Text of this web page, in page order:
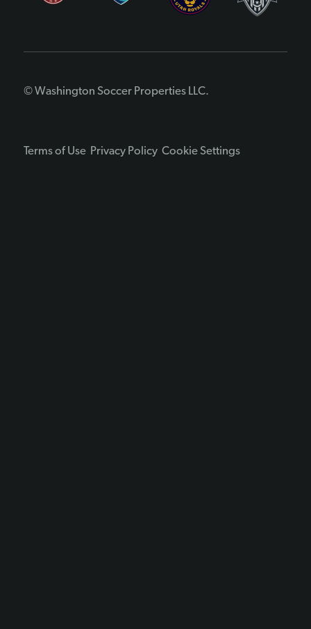
© Washington Soccer Properties LLC.
Terms of Use Privacy Policy Cookie Settings